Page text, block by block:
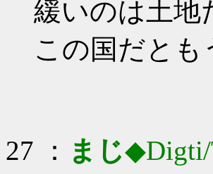
緩いのは土
この国だとも
27 ： まじ◆Digti/